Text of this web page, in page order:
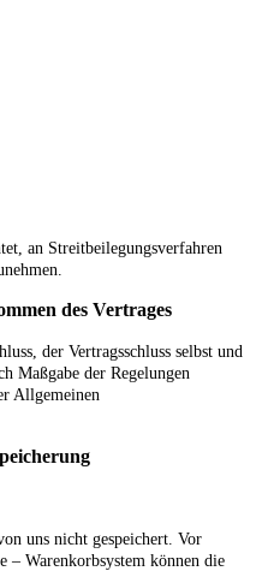
an Streitbeilegungsverfahren
des Vertrages
der Vertragsschluss selbst und
Maßgabe der Regelungen
Allgemeinen
uns nicht gespeichert. Vor
– Warenkorbsystem können die